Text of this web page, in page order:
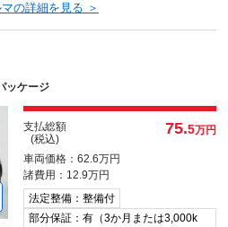
の詳細を見る ＞
ケージ
支払総額
(税込)
75.5万円
車両価格：62.6万円
諸費用：12.9万円
法定整備：整備付
部分保証：有（3か月または3,000k